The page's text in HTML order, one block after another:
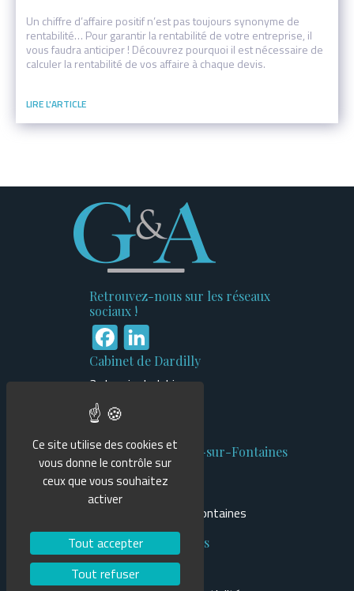
Un chiffre d’affaire positif n’est pas toujours synonyme de
rentabilité… Pour garantir la rentabilité de votre entreprise, il
vous faudra anticiper ! Découvrez pourquoi il est nécessaire de
calculer la rentabilité de vos affaire à chaque devis.
Retrouvez-nous sur les réseaux
sociaux !
Facebook
LinkedIn
Cabinet de Dardilly
3 chemin du Jubin
Bâtiment n°1
69570 Dardilly
Cabinet de Cailloux-sur-Fontaines
470 route du Tilleuls
Bâtiment Mercure
69270 Cailloux-sur-Fontaines
Informations légales
Mentions légales
Ce site utilise des cookies et
vous donne le contrôle sur
ceux que vous souhaitez
activer
Tout accepter
Tout refuser